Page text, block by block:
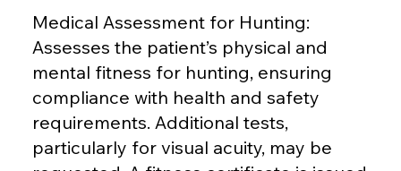
Medical Assessment for Hunting:
Assesses the patient’s physical and
mental fitness for hunting, ensuring
compliance with health and safety
requirements. Additional tests,
particularly for visual acuity, may be